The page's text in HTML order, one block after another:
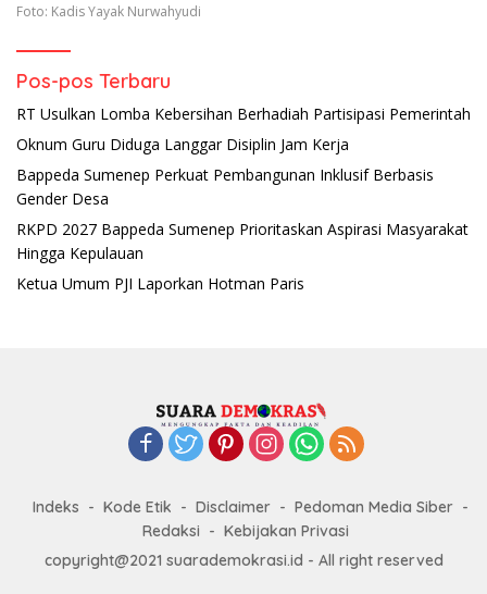
Foto: Kadis Yayak Nurwahyudi
Pos-pos Terbaru
RT Usulkan Lomba Kebersihan Berhadiah Partisipasi Pemerintah
Oknum Guru Diduga Langgar Disiplin Jam Kerja
Bappeda Sumenep Perkuat Pembangunan Inklusif Berbasis
Gender Desa
RKPD 2027 Bappeda Sumenep Prioritaskan Aspirasi Masyarakat
Hingga Kepulauan
Ketua Umum PJI Laporkan Hotman Paris
Indeks Kode Etik Disclaimer
Pedoman Media Siber
Redaksi
Kebijakan Privasi
copyright@2021 suarademokrasi.id - All right reserved